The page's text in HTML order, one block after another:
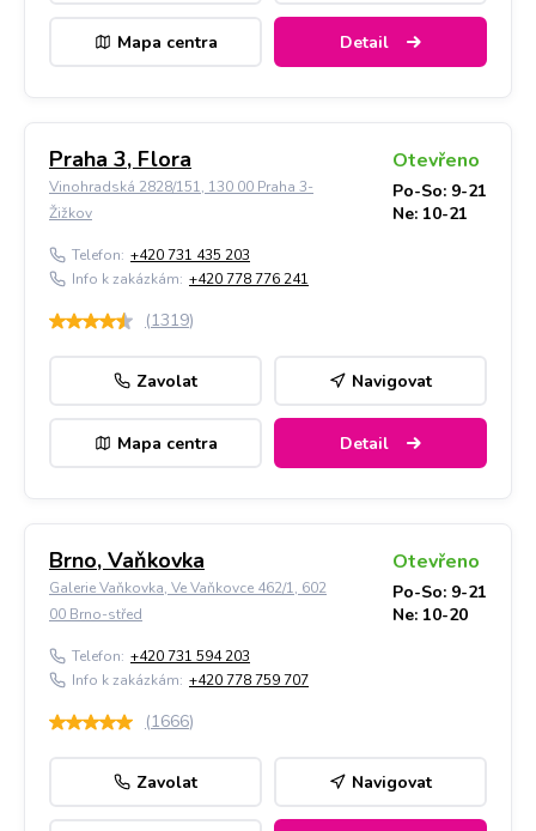
Mapa centra Detail
Praha 3, Flora
Vinohradská 2828/151, 130 00 Praha 3-
Žižkov
Otevřeno
Po-So: 9-21
Ne: 10-21
Telefon: +420 731 435 203
Info k zakázkám: +420 778 776 241
(1319)
Zavolat Navigovat
Mapa centra Detail
Brno, Vaňkovka
Galerie Vaňkovka, Ve Vaňkovce 462/1, 602
00 Brno-střed
Otevřeno
Po-So: 9-21
Ne: 10-20
Telefon: +420 731 594 203
Info k zakázkám: +420 778 759 707
(1666)
Zavolat Navigovat